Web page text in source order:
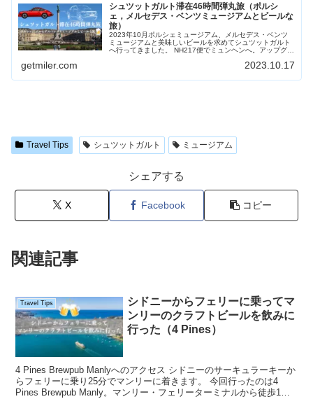
シュツットガルト滞在46時間弾丸旅（ポルシ
ェ，メルセデス・ベンツミュージアムとビールな
旅）
2023年10月ポルシェミュージアム、メルセデス・ベンツ
ミュージアムと美味しいビールを求めてシュツットガルト
へ行ってきました。 NH217便でミュンヘンへ。アップグレ
getmiler.com 2023.10.17
Travel Tips シュツットガルト ミュージアム
シェアする
X Facebook コピー
関連記事
Travel Tips
シドニーからフェリーに乗ってマ
ンリーのクラフトビールを飲みに
行った（4 Pines）
4 Pines Brewpub Manlyへのアクセス シドニーのサーキュラーキーか
らフェリーに乗り25分でマンリーに着きます。 今回行ったのは4
Pines Brewpub Manly。マンリー・フェリーターミナルから徒歩1